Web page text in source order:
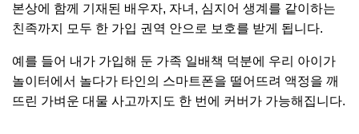
본상에 함께 기재된 배우자, 자녀, 심지어 생계를 같이하는
친족까지 모두 한 가입 권역 안으로 보호를 받게 됩니다.
예를 들어 내가 가입해 둔 가족 일배책 덕분에 우리 아이가
놀이터에서 놀다가 타인의 스마트폰을 떨어뜨려 액정을 깨
뜨린 가벼운 대물 사고까지도 한 번에 커버가 가능해집니다.